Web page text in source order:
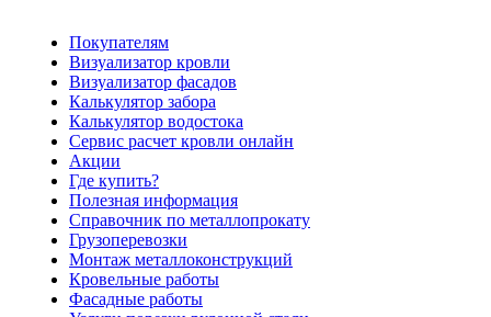
Покупателям
Визуализатор кровли
Визуализатор фасадов
Калькулятор забора
Калькулятор водостока
Сервис расчет кровли онлайн
Акции
Где купить?
Полезная информация
Справочник по металлопрокату
Грузоперевозки
Монтаж металлоконструкций
Кровельные работы
Фасадные работы